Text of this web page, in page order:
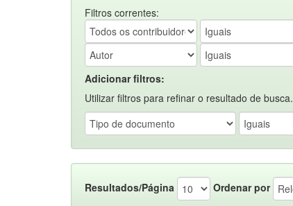
Filtros correntes:
Adicionar filtros:
Utilizar filtros para refinar o resultado de busca.
Resultados/Página Ordenar por